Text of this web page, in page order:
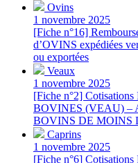
Ovins
1 novembre 2025
[Fiche n°16]
d’OVINS expédiées
ou exportées
Veaux
1 novembre 2025
[Fiche n°2] Cotisations
BOVINES (VEAU) –
BOVINS DE MOINS
Caprins
1 novembre 2025
[Fiche n°6] Cotisations